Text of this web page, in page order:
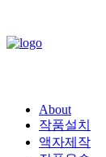
About
작품설치
액자제작